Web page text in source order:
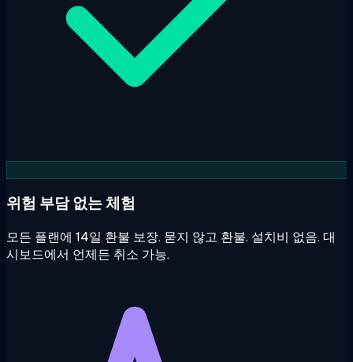
위험 부담 없는 체험
모든 플랜에 14일 환불 보장. 묻지 않고 환불. 설치비 없음. 대
시보드에서 언제든 취소 가능.